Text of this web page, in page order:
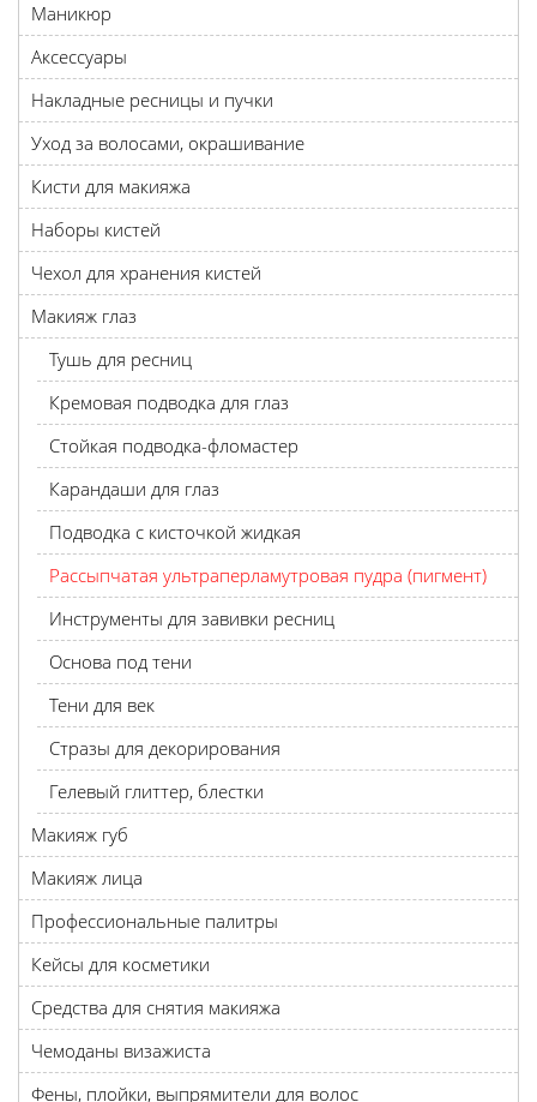
Маникюр
Аксессуары
Накладные ресницы и пучки
Уход за волосами, окрашивание
Кисти для макияжа
Наборы кистей
Чехол для хранения кистей
Макияж глаз
Тушь для ресниц
Кремовая подводка для глаз
Стойкая подводка-фломастер
Карандаши для глаз
Подводка с кисточкой жидкая
Рассыпчатая ультраперламутровая пудра (пигмент)
Инструменты для завивки ресниц
Основа под тени
Тени для век
Стразы для декорирования
Гелевый глиттер, блестки
Макияж губ
Макияж лица
Профессиональные палитры
Кейсы для косметики
Средства для снятия макияжа
Чемоданы визажиста
Фены, плойки, выпрямители для волос